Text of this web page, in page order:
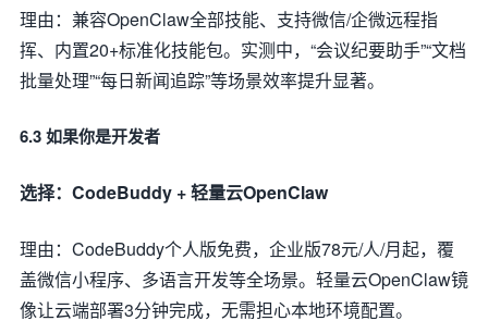
理由：兼容OpenClaw全部技能、支持微信/企微远程指
挥、内置20+标准化技能包。实测中，“会议纪要助手”“文档
批量处理”“每日新闻追踪”等场景效率提升显著。
6.3 如果你是开发者
选择：CodeBuddy + 轻量云OpenClaw
理由：CodeBuddy个人版免费，企业版78元/人/月起，覆
盖微信小程序、多语言开发等全场景。轻量云OpenClaw镜
像让云端部署3分钟完成，无需担心本地环境配置。